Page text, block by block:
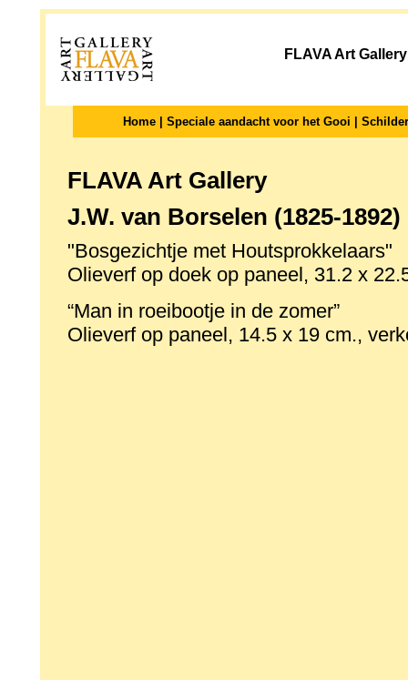
FLAVA Art
Home Speciale aandacht voor het Gooi
FLAVA Art Gallery
J.W. van Borselen (1825-1892)
"Bosgezichtje met Houtsprokkelaars"
Olieverf op doek op paneel, 31.2 x
“Man in roeibootje in de zomer”
Olieverf op paneel, 14.5 x 19 cm.,